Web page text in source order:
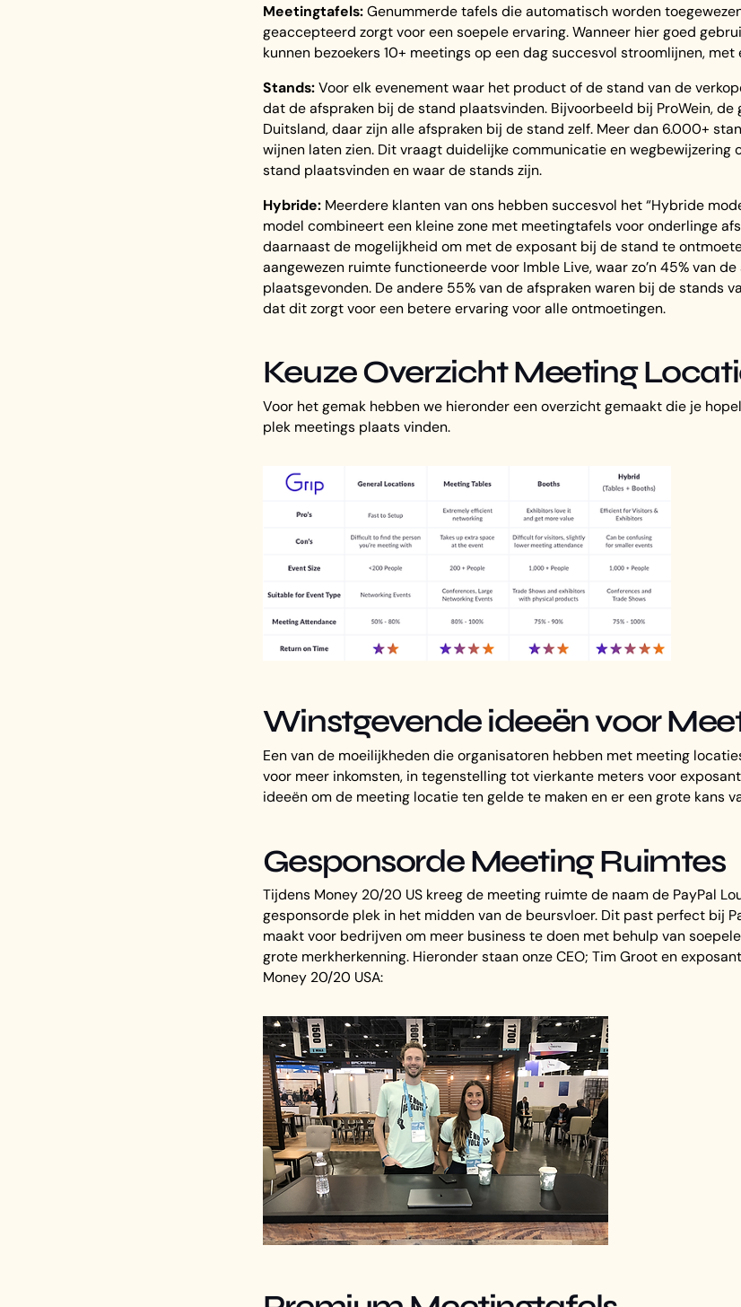
Meetingtafels:Genummerde tafels die automatisch worden
geaccepteerd zorgt voor een soepele ervaring. Wanneer hier goed
kunnen bezoekers 10+ meetings op een dag succesvol stroomlijnen,
Stands:Voor elk evenement waar het product of de stand van de
dat de afspraken bij de stand plaatsvinden. Bijvoorbeeld bij ProWein,
Duitsland, daar zijn alle afspraken bij de stand zelf. Meer dan 6.000+
wijnen laten zien. Dit vraagt duidelijke communicatie en wegbewijzering
stand plaatsvinden en waar de stands zijn.
Hybride:Meerdere klanten van ons hebben succesvol het “Hybride
model combineert een kleine zone met meetingtafels voor onderlinge
daarnaast de mogelijkheid om met de exposant bij de stand te
aangewezen ruimte functioneerde voor Imble Live, waar zo’n 45% van
plaatsgevonden. De andere 55% van de afspraken waren bij de stands
dat dit zorgt voor een betere ervaring voor alle ontmoetingen.
Keuze Overzicht Meeting
Voor het gemak hebben we hieronder een overzicht gemaakt die je
plek meetings plaats vinden.
Winstgevende ideeën voor
Een van de moeilijkheden die organisatoren hebben met meeting
voor meer inkomsten, in tegenstelling tot vierkante meters voor
ideeën om de meeting locatie ten gelde te maken en er een grote kans
Gesponsorde Meeting Ruimtes
Tijdens Money 20/20 US kreeg de meeting ruimte de naam de PayPal
gesponsorde plek in het midden van de beursvloer. Dit past perfect bij
maakt voor bedrijven om meer business te doen met behulp van
grote merkherkenning. Hieronder staan onze CEO; Tim Groot en
Money 20/20 USA: